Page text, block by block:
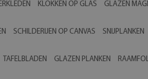
KLOKKEN OP GLAS GLAZEN
SCHILDERIJEN OP CANVAS SNIJPLANKEN
TAFELBLADEN GLAZEN PLANKEN